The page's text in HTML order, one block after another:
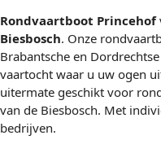
Rondvaartboot Princehof
Biesbosch. Onze
Brabantsche en
vaartocht waar u uw ogen
uitermate geschikt voor
van de Biesbosch. Met
bedrijven.